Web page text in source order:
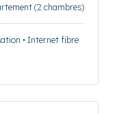
(2 chambres)
• Internet fibre